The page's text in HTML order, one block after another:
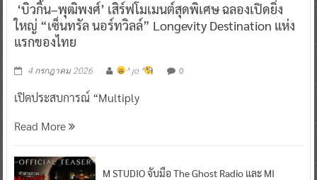
‘บิวกิ้น–พุฒิพงศ์’ เสิร์ฟโมเมนต์สุดพิเศษ ฉลองเปิดยิ่ง
ใหญ่ “เซ็นทรัล นอร์ทวิลล์” Longevity Destination แห่ง
แรกของไทย
4 กรกฎาคม 2026 ^ jo ^ 0
เปิดประสบการณ์ “Multiply
Read More
M STUDIO จับมือ The Ghost Radio และ MI